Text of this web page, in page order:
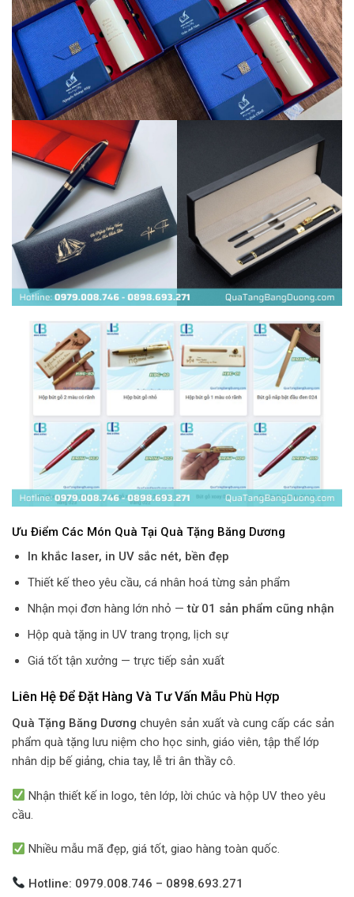
Ưu Điểm Các Món Quà Tại Quà Tặng Băng Dương
In khắc laser, in UV sắc nét, bền đẹp
Thiết kế theo yêu cầu, cá nhân hoá từng sản phẩm
Nhận mọi đơn hàng lớn nhỏ —từ 01 sản phẩm cũng nhận
Hộp quà tặng in UV trang trọng, lịch sự
Giá tốt tận xưởng — trực tiếp sản xuất
Liên Hệ Để Đặt Hàng Và Tư Vấn Mẫu Phù Hợp
Quà Tặng Băng Dương chuyên sản xuất và cung cấp các sản
phẩm quà tặng lưu niệm cho học sinh, giáo viên, tập thể lớp
nhân dịp bế giảng, chia tay, lễ tri ân thầy cô.
Nhận thiết kế in logo, tên lớp, lời chúc và hộp UV theo yêu
cầu.
Nhiều mẫu mã đẹp, giá tốt, giao hàng toàn quốc.
Hotline: 0979.008.746 – 0898.693.271